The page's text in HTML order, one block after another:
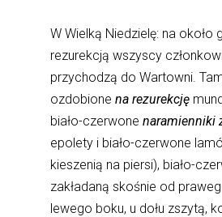
W Wielką Niedzielę: na około
rezurekcją wszyscy
przychodzą do Wartowni.
ozdobionena rezurekcję
biało-czerwonenaramienniki
epolety i biało-czerwone
kieszenią na piersi), biało-
zakładaną skośnie od
lewego boku, u dołu zszytą,